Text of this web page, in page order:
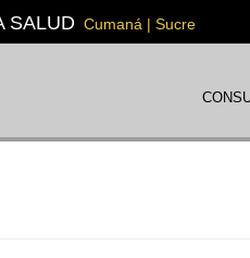
SALUD Cumaná | Sucre